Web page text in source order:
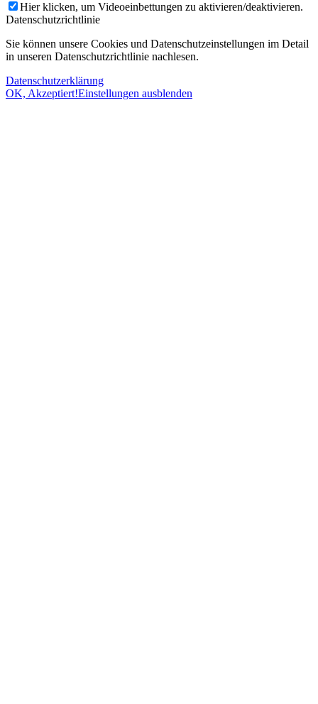
Hier klicken, um Videoeinbettungen zu aktivieren/deaktivieren.
Datenschutzrichtlinie
Sie können unsere Cookies und Datenschutzeinstellungen im Detail
in unseren Datenschutzrichtlinie nachlesen.
Datenschutzerklärung
OK, Akzeptiert!Einstellungen ausblenden